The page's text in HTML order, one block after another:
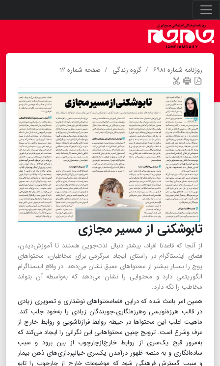
روزنامه شماره ۶۹۸۱ گروه زندگی صفحه شماره ۱۲
تابوشکنی از مسیر مجازی
از آنجا که قاعدتا افراد، بیشتر دنبال لذت‌جویی هستند تا آموزش‌دیدن،
فضای اینستاگرام در راستای ایجاد سرگرمی برای مخاطبان، محتواهای
پوچ را بسیار بیشتر از محتواهای عمیق نشان می‌دهد. در واقع اینستاگرام
الگوریتمی دارد و محتوایی را نشان می‌دهد که به‌واسطه آن بتواند
مخاطب را نگه دارد.
همین امر باعث شده که دراین فضامحتواهای نوشتاری و تصویری زیادی
در قالب هرزه‌نویسی وهرزه‌نگاری،جویندگان زیادی را به‌خود جلب کند.
ماهیت اغلب این محتواها در حیطه روابط فرازناشویی و روابط خارج از
عرف وشرع است. ترویج چنین محتواهایی این نگرانی را ایجاد می‌کند که
به‌مرور قبح یک‌سری از روابط خارج‌از‌چارچوب از بین برود و سبب
ساده‌انگاری و به منصه ظهور در‌آمدن یکسری خیالپردازی‌های ذهن بیمار
و سبب گسترش فرهنگی شود که موضوعات خارج از چارچوب را تابو